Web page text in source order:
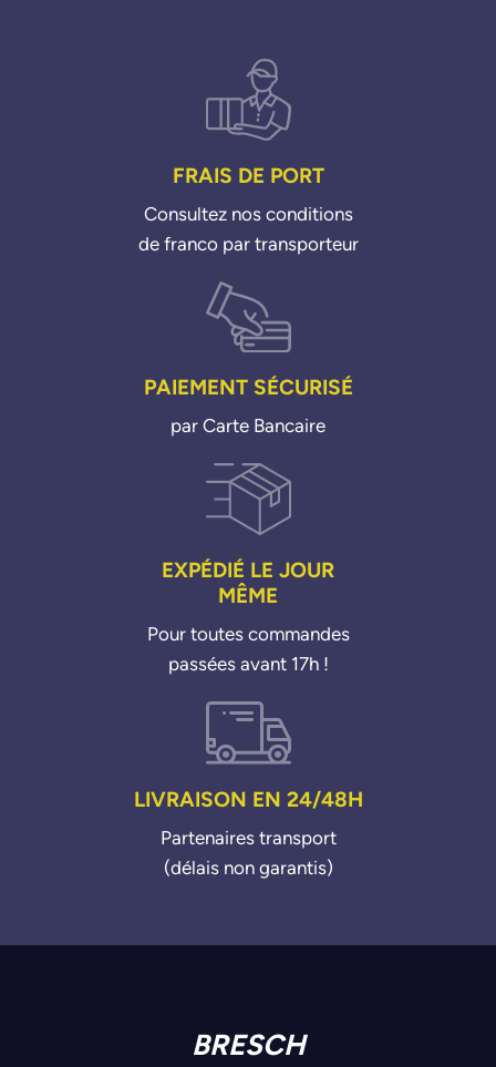
MAGNETI MARELLI
171916011790
9675342080
FRAIS DE PORT
Consultez nos conditions
de franco par transporteur
PAIEMENT SÉCURISÉ
par Carte Bancaire
EXPÉDIÉ LE JOUR
MÊME
Pour toutes commandes
passées avant 17h !
LIVRAISON EN 24/48H
Partenaires transport
(délais non garantis)
BRESCH